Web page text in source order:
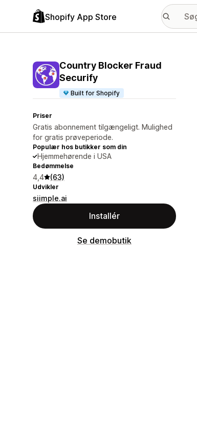
Shopify App Store
Country Blocker Fraud
Securify
Built for Shopify
Priser
Gratis abonnement tilgængeligt. Mulighed
for gratis prøveperiode.
Populær hos butikker som din
Hjemmehørende i USA
Bedømmelse
4,4 (63)
Udvikler
siimple.ai
Installér
Se demobutik